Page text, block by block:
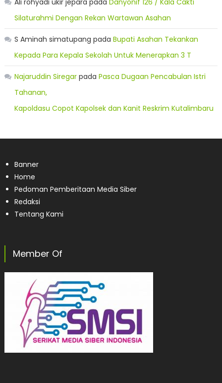
Silaturahmi Dengan Rekan Wartawan Asahan
S Aminah simatupang pada Bupati Asahan Tekankan
Kepada Para Kepala Sekolah Untuk Menerapkan 3 T
Najaruddin Siregarpada Pasca Dugaan Pencabulan Istri
Tahanan,
Kapoldasu Copot Kapolsek dan Kanit Reskrim Kutalimbaru
Banner
Home
Pedoman Pemberitaan Media Siber
Redaksi
Tentang Kami
Member Of